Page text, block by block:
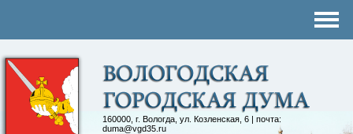
160000, г. Вологда, ул. Козленская, 6 | почта:
duma@vgd35.ru
Контакты
Депутатские объединения